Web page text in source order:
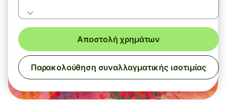
Αποστολή χρημάτων
Παρακολούθηση συναλλαγματικής ισοτιμίας